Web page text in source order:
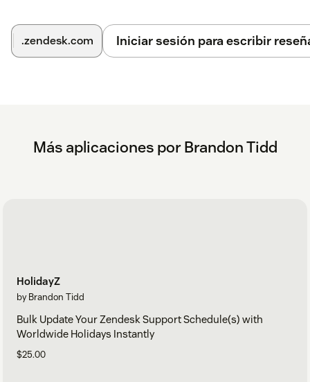
.zendesk.com Iniciar sesión para escribir
Más aplicaciones por Brandon Tidd
HolidayZ
by Brandon Tidd
Bulk Update Your Zendesk Support Schedule(s) with
Worldwide Holidays Instantly
$25.00